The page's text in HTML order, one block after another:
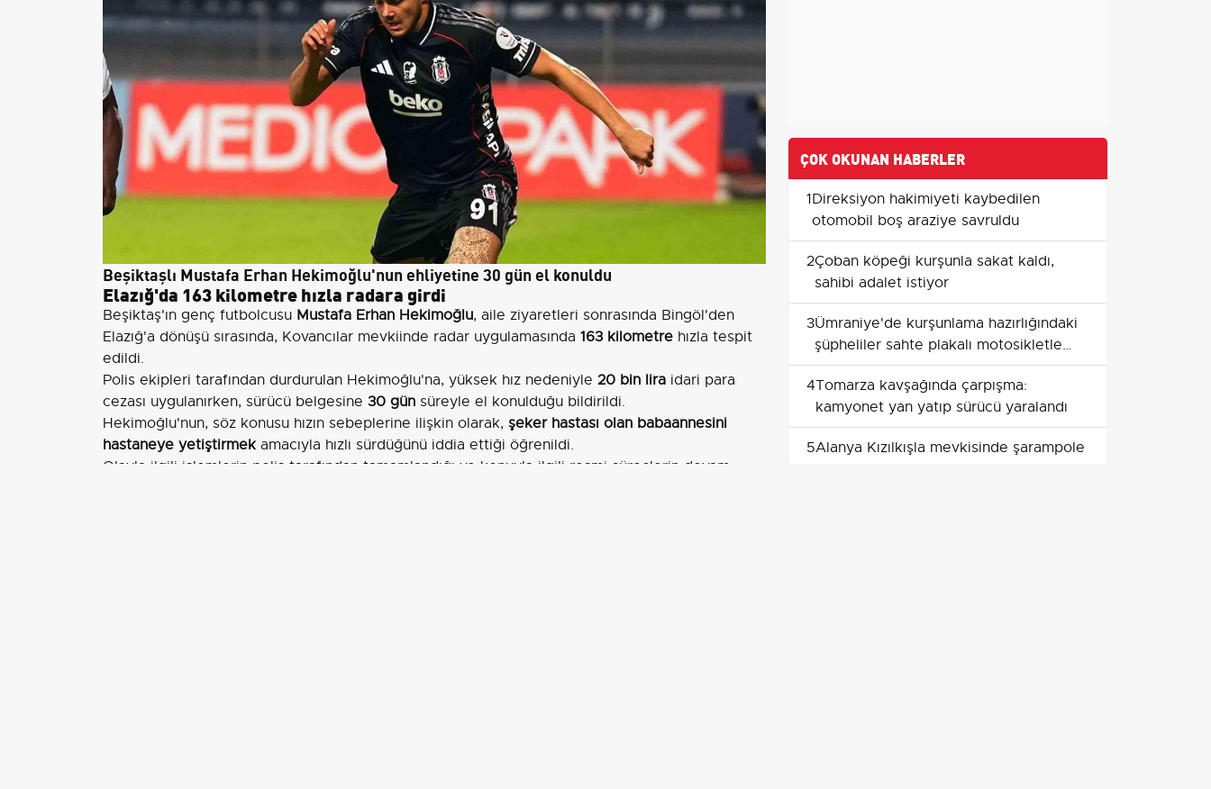
Beşiktaşlı Mustafa Erhan Hekimoğlu'nun ehliyetine 30 gün el konuldu
Elazığ'da 163 kilometre hızla radara girdi
Beşiktaş'ın genç futbolcusu Mustafa Erhan Hekimoğlu, aile ziyaretleri sonrasında Bingöl'den
Elazığ'a dönüşü sırasında, Kovancılar mevkiinde radar uygulamasında 163 kilometre hızla tespit
edildi.
Polis ekipleri tarafından durdurulan Hekimoğlu'na, yüksek hız nedeniyle 20 bin lira idari para
cezası uygulanırken, sürücü belgesine 30 gün süreyle el konulduğu bildirildi.
Hekimoğlu'nun, söz konusu hızın sebeplerine ilişkin olarak, şeker hastası olan babaannesini
hastaneye yetiştirmekamacıyla hızlı sürdüğünü iddia ettiği öğrenildi.
Olayla ilgili işlemlerin polis tarafından tamamlandığı ve konuyla ilgili resmi süreçlerin devam
ÇOK OKUNAN HABERLER
1Direksiyon hakimiyeti kaybedilen
otomobil boş araziye savruldu
2Çoban köpeği kurşunla sakat kaldı,
sahibi adalet istiyor
3Ümraniye'de kurşunlama hazırlığındaki
şüpheliler sahte plakalı motosikletle
yakalandı
4Tomarza kavşağında çarpışma:
kamyonet yan yatıp sürücü yaralandı
5Alanya Kızılkışla mevkisinde şarampole